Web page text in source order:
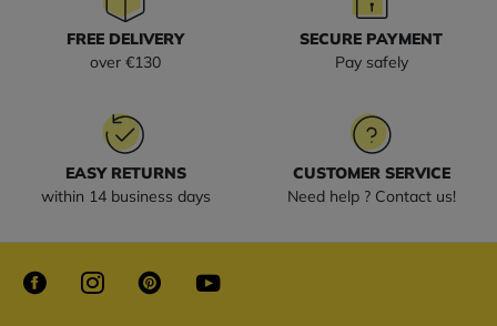
FREE DELIVERY
over €130
SECURE PAYMENT
Pay safely
EASY RETURNS
within 14 business days
CUSTOMER SERVICE
Need help ? Contact us!